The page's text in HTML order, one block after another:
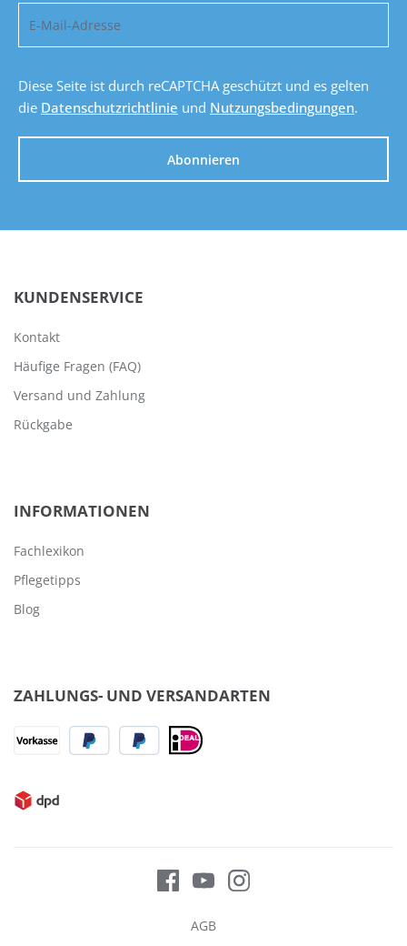
Diese Seite ist durch reCAPTCHA geschützt und es gelten
die Datenschutzrichtlinie und Nutzungsbedingungen.
Abonnieren
KUNDENSERVICE
Kontakt
Häufige Fragen (FAQ)
Versand und Zahlung
Rückgabe
INFORMATIONEN
Fachlexikon
Pflegetipps
Blog
ZAHLUNGS- UND VERSANDARTEN
AGB